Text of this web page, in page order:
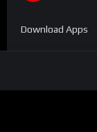
Download Apps